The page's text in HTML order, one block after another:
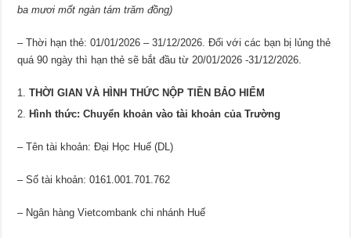
ba mươi mốt ngàn tám trăm đồng)
– Thời hạn thẻ: 01/01/2026 – 31/12/2026. Đối với các bạn bị lủng thẻ
quá 90 ngày thì hạn thẻ sẽ bắt đầu từ 20/01/2026 -31/12/2026.
THỜI GIAN VÀ HÌNH THỨC NỘP TIỀN BẢO HIỂM
Hình thức: Chuyển khoản vào tài khoản của Trường
– Tên tài khoản: Đại Học Huế (DL)
– Số tài khoản: 0161.001.701.762
– Ngân hàng Vietcombank chi nhánh Huế